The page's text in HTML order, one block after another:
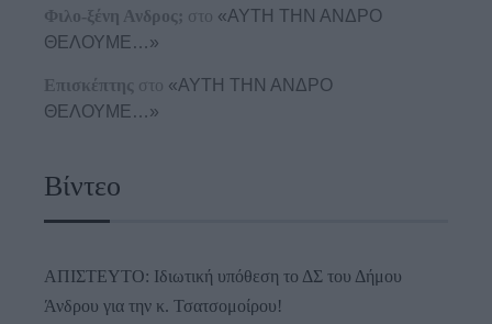
Φιλο-ξένη Ανδρος; στο «ΑΥΤΗ ΤΗΝ ΑΝΔΡΟ
ΘΕΛΟΥΜΕ…»
Επισκέπτης στο «ΑΥΤΗ ΤΗΝ ΑΝΔΡΟ
ΘΕΛΟΥΜΕ…»
Βίντεο
ΑΠΙΣΤΕΥΤΟ: Ιδιωτική υπόθεση το ΔΣ του Δήμου
Άνδρου για την κ. Τσατσομοίρου!